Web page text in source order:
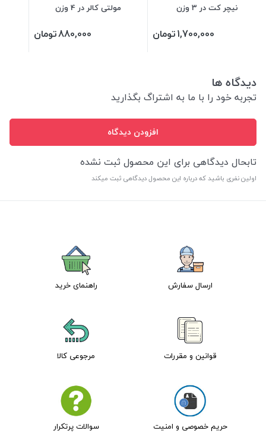
نیچر کت در 3 وزن
1,700,000تومان
مولتی کالر در 4 وزن
880,000تومان
دیدگاه ها
تجربه خود را با ما به اشتراگ بگذارید
افزودن دیدگاه
تابحال دیدگاهی برای این محصول ثبت نشده
اولین نفری باشید که درباره این محصول دیدگاهی ثبت میکند
ارسال سفارش راهنمای خرید
قوانین و مقررات مرجوعی کالا
حریم خصوصی و امنیت سوالات پرتکرار